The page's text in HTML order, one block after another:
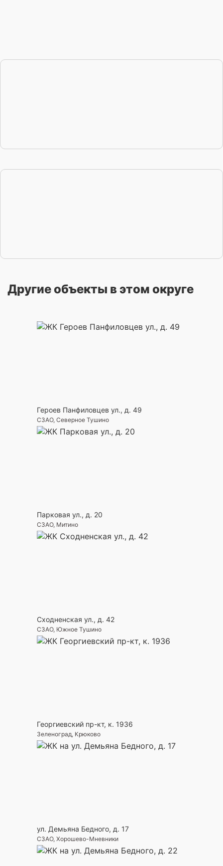
Другие объекты в этом округе
Героев Панфиловцев ул., д. 49
СЗАО, Северное Тушино
Парковая ул., д. 20
СЗАО, Митино
Сходненская ул., д. 42
СЗАО, Южное Тушино
Георгиевский пр-кт, к. 1936
Зеленоград, Крюково
ул. Демьяна Бедного, д. 17
СЗАО, Хорошево-Мневники